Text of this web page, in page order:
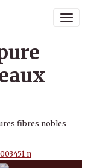
fibres nobles